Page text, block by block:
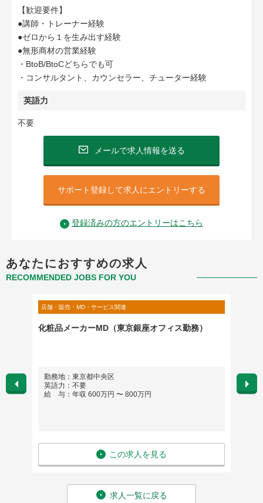
【歓迎要件】
●講師・トレーナー経験
●ゼロから１を生み出す経験
●無形商材の営業経験
・BtoB/BtoCどちらでも可
・コンサルタント、カウンセラー、チューター経験
英語力
不要
メールで求人情報を送る
サポート登録して求人にエントリーする
登録済みの方のエントリーはこちら
あなたにおすすめの求人
RECOMMENDED JOBS FOR YOU
店舗・販売・MD・サービス関連
化粧品メーカーMD（東京銀座オフィス勤務）
勤務地：東京都中央区
英語力：不要
給 与：年収 600万円 〜 800万円
この求人を見る
勤務
英語
給 与
求人一覧に戻る